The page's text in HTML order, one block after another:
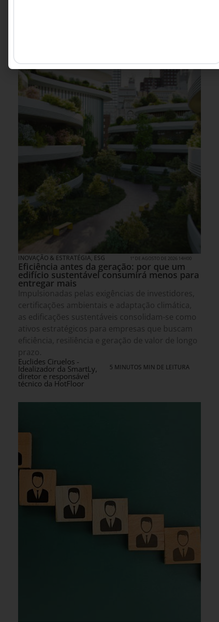
INOVAÇÃO & ESTRATÉGIA, ESG 1º DE AGOSTO DE 2026 14H00
Eficiência antes da geração: por que um
edifício sustentável consumirá menos para
entregar mais
Impulsionadas pelas exigências de investidores,
certificações ambientais e adaptação climática,
as edificações sustentáveis consolidam-se como
ativos estratégicos para empresas que buscam
eficiência, resiliência e geração de valor de longo
prazo.
Euclides Ciruelos -
Idealizador da SmartLy,
diretor e responsável
técnico da HotFloor
5 MINUTOS MIN DE LEITURA